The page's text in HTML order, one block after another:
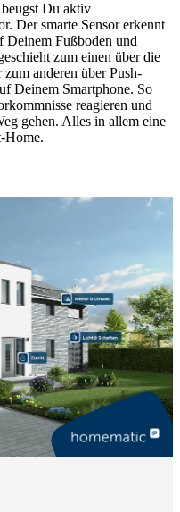
Du aktiv
Der smarte Sensor erkennt
Deinem Fußboden und
zum einen über die
anderen über Push-
Deinem Smartphone. So
reagieren und
gehen. Alles in allem eine
Home.